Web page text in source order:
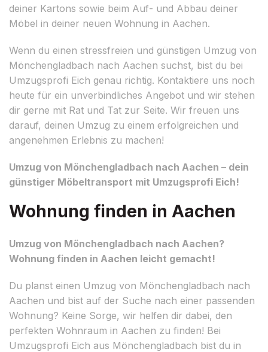
deiner Kartons sowie beim Auf- und Abbau deiner
Möbel in deiner neuen Wohnung in Aachen.
Wenn du einen stressfreien und günstigen Umzug von
Mönchengladbach nach Aachen suchst, bist du bei
Umzugsprofi Eich genau richtig. Kontaktiere uns noch
heute für ein unverbindliches Angebot und wir stehen
dir gerne mit Rat und Tat zur Seite. Wir freuen uns
darauf, deinen Umzug zu einem erfolgreichen und
angenehmen Erlebnis zu machen!
Umzug von Mönchengladbach nach Aachen – dein
günstiger Möbeltransport mit Umzugsprofi Eich!
Wohnung finden in Aachen
Umzug von Mönchengladbach nach Aachen?
Wohnung finden in Aachen leicht gemacht!
Du planst einen Umzug von Mönchengladbach nach
Aachen und bist auf der Suche nach einer passenden
Wohnung? Keine Sorge, wir helfen dir dabei, den
perfekten Wohnraum in Aachen zu finden! Bei
Umzugsprofi Eich aus Mönchengladbach bist du in